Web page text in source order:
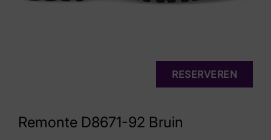
Remonte D8671-92 Bruin
RESERVEREN